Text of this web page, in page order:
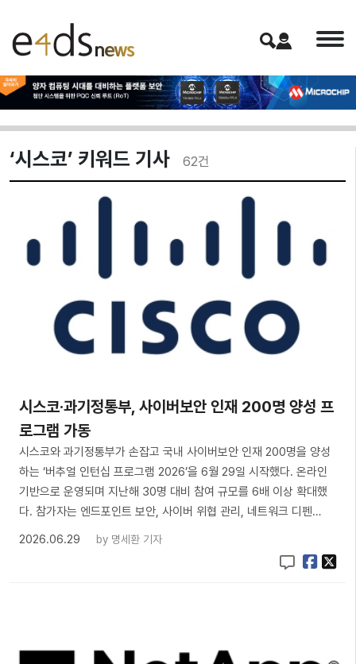
‘시스코’ 키워드 기사 62건
시스코·과기정통부, 사이버보안 인재 200명 양성 프
로그램 가동
시스코와 과기정통부가 손잡고 국내 사이버보안 인재 200명을 양성
하는 ‘버추얼 인턴십 프로그램 2026’을 6월 29일 시작했다. 온라인
기반으로 운영되며 지난해 30명 대비 참여 규모를 6배 이상 확대했
다. 참가자는 엔드포인트 보안, 사이버 위협 관리, 네트워크 디펜…
2026.06.29
by 명세환 기자